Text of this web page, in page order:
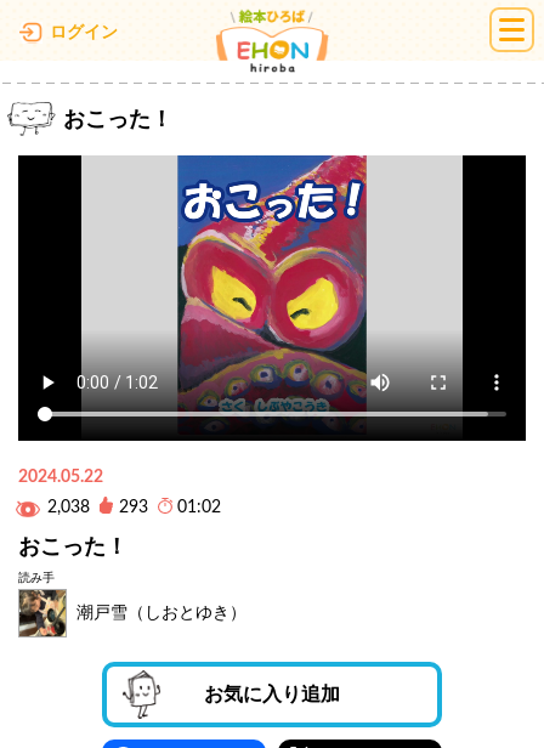
ログイン 絵本ひろば
おこった！
2024.05.22
2,038
293 01:02
おこった！
読み手
潮戸雪（しおとゆき）
お気に入り追加